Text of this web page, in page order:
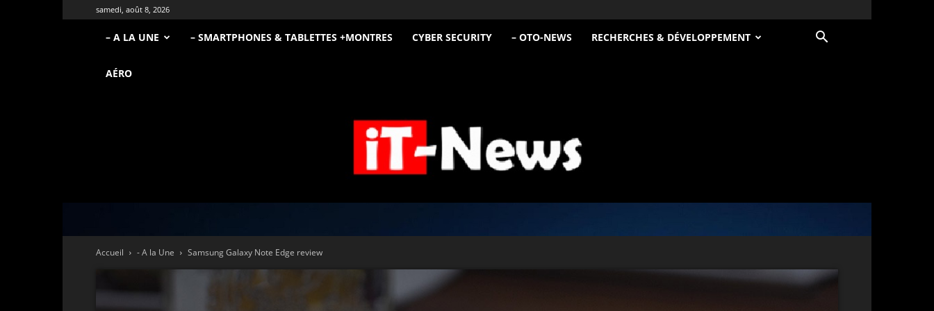
samedi, août 8, 2026
– A LA UNE – SMARTPHONES & TABLETTES +MONTRES CYBER SECURITY – OTO-NEWS RECHERCHES & DÉVELOPPEMENT
AÉRO
iT
Accueil
- A la Une Samsung Galaxy Note Edge review